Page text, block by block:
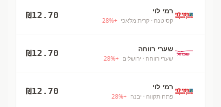
רמי לוי
קסיטנה · קרית מלאכי +
28%
₪12.70
שערי רווחה
שערי רווחה · ירושלים +
28%
₪12.70
רמי לוי
פתח תקווה · יבנה +
28%
₪12.70